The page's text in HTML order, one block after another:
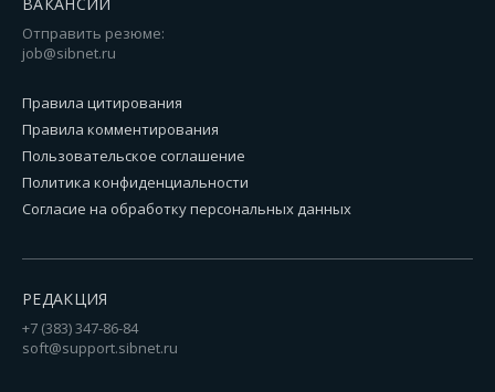
ВАКАНСИИ
Отправить резюме:
job@sibnet.ru
Правила цитирования
Правила комментирования
Пользовательское соглашение
Политика конфиденциальности
Согласие на обработку персональных данных
РЕДАКЦИЯ
+7 (383) 347-86-84
soft@support.sibnet.ru